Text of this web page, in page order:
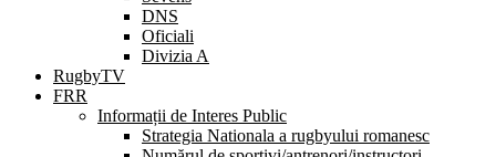
DNS
Oficiali
Divizia A
RugbyTV
FRR
Informații de Interes Public
Strategia Nationala a rugbyului romanesc